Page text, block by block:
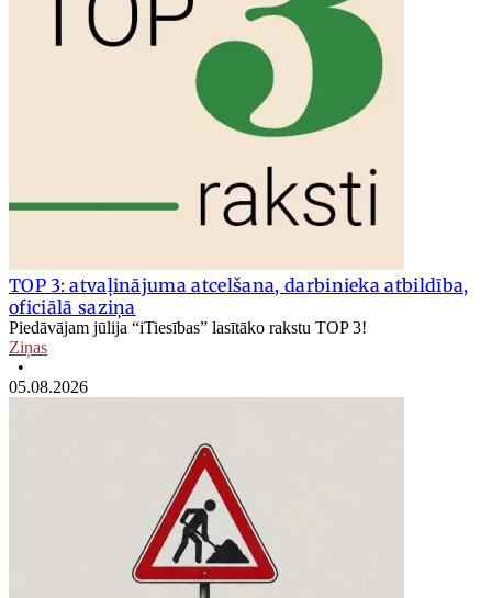
TOP 3: atvaļinājuma atcelšana, darbinieka atbildība,
oficiālā saziņa
Piedāvājam jūlija “iTiesības” lasītāko rakstu TOP 3!
Ziņas
•
05.08.2026